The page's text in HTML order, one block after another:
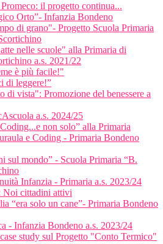
il progetto continua...
Orto”- Infanzia Bondeno
di grano"- Progetto Scuola Primaria
nelle scuole" alla Primaria di
a.s. 2021/22
è più facile!"
di leggere!”
di vista": Promozione del benessere a
a.s. 2024/25
non solo” alla Primaria
e Coding - Primaria Bondeno
sul mondo” - Scuola Primaria “B.
Infanzia - Primaria a.s. 2023/24
Noi cittadini attivi
“era solo un cane”- Primaria Bondeno
- Infanzia Bondeno a.s. 2023/24
study sul Progetto "Conto Termico"